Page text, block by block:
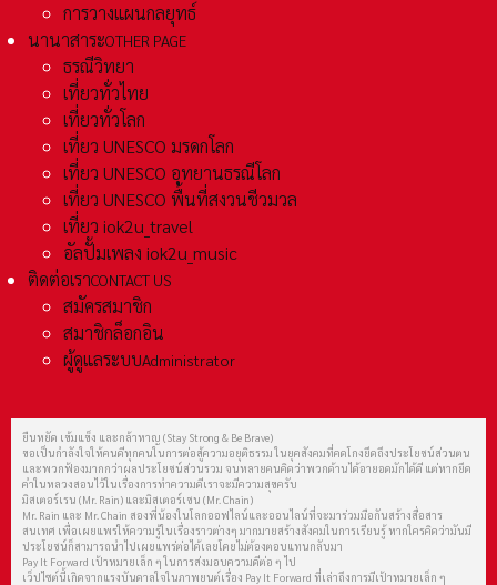
การวางแผนกลยุทธ์
นานาสาระOTHER PAGE
ธรณีวิทยา
เที่ยวทั่วไทย
เที่ยวทั่วโลก
เที่ยว UNESCO มรดกโลก
เที่ยว UNESCO อุทยานธรณีโลก
เที่ยว UNESCO พื้นที่สงวนชีวมวล
เที่ยว iok2u_travel
อัลปั้มเพลง iok2u_music
ติดต่อเราCONTACT US
สมัครสมาชิก
สมาชิกล็อกอิน
ผู้ดูแลระบบAdministrator
ยืนหยัด เข้มแข็ง และกล้าหาญ (Stay Strong & Be Brave)
ขอเป็นกำลังใจให้คนดีทุกคนในการต่อสู้ความอยุติธรรม ในยุคสังคมที่คดโกงยึดถึงประโยชน์ส่วนตน
และพวกฟ้องมากกว่าผลประโยชน์ส่วนรวม จนหลายคนคิดว่าพวกด้านได้อายอดมักได้ดี แต่หากยึด
คำในหลวงสอนไว้ในเรื่องการทำความดีเราจะมีความสุขครับ
มิสเตอร์เรน (Mr. Rain) และมิสเตอร์เชน (Mr. Chain)
Mr. Rain และ Mr. Chain สองพี่น้องในโลกออฟไลน์และออนไลน์ที่จะมาร่วมมือกันสร้างสื่อสาร
สนเทศ เพื่อเผยแพร่ให้ความรู้ในเรื่องราวต่างๆ มากมายสร้างสังคมในการเรียนรู้ หากใครคิดว่ามันมี
ประโยชน์ก็สามารถนำไปเผยแพร่ต่อได้เลยโดยไม่ต้องตอบแทนกลับมา
Pay It Forward เป้าหมายเล็ก ๆ ในการส่งมอบความดีต่อ ๆ ไป
เว็ปไซต์นี้เกิดจากแรงบันดาลใจในภาพยนต์เรื่อง Pay It Forward ที่เล่าถึงการมีเป้าหมายเล็ก ๆ